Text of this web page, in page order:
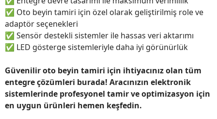
✅ Oto beyin tamiri için özel olarak geliştirilmiş role ve
adaptör seçenekleri
✅ Sensör destekli sistemler ile hassas veri aktarımı
✅ LED gösterge sistemleriyle daha iyi görünürlük
Güvenilir oto beyin tamiri için ihtiyacınız olan tüm
entegre çözümleri burada! Aracınızın elektronik
sistemlerinde profesyonel tamir ve optimizasyon için
en uygun ürünleri hemen keşfedin.